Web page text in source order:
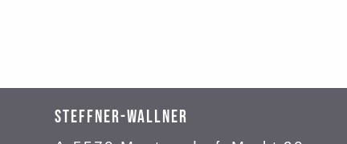
STEFFNER-WALLNER